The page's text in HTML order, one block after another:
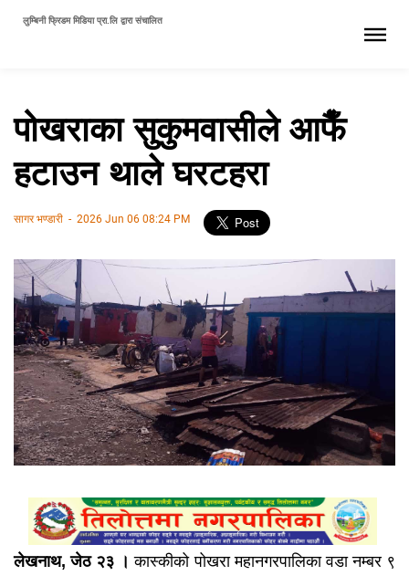
लुम्बिनी फ्रिडम मिडिया प्रा.लि द्वारा संचालित
पोखराका सुकुमवासीले आफैँ
हटाउन थाले घरटहरा
सागर भण्डारी - 2026 Jun 06 08:24 PM
लेखनाथ, जेठ २३ ।कास्कीको पोखरा महानगरपालिका वडा नम्बर ९